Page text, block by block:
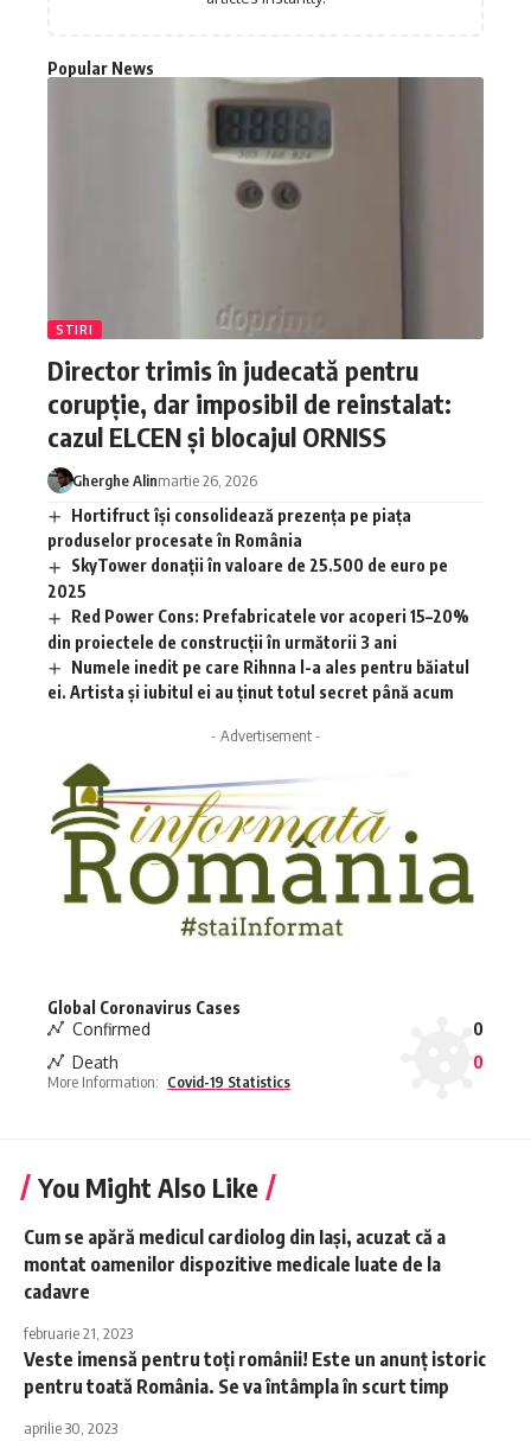
Popular News
STIRI
Director trimis în judecată pentru
corupție, dar imposibil de reinstalat:
cazul ELCEN și blocajul ORNISS
Gherghe Alinmartie 26, 2026
Hortifruct își consolidează prezența pe piața
produselor procesate în România
SkyTower donații în valoare de 25.500 de euro pe
2025
Red Power Cons: Prefabricatele vor acoperi 15–20%
din proiectele de construcții în următorii 3 ani
Numele inedit pe care Rihnna l-a ales pentru băiatul
ei. Artista și iubitul ei au ținut totul secret până acum
- Advertisement -
Global Coronavirus Cases
Confirmed
0
Death
0
More Information: Covid-19 Statistics
You Might Also Like
Cum se apără medicul cardiolog din Iaşi, acuzat că a
montat oamenilor dispozitive medicale luate de la
cadavre
februarie 21, 2023
Veste imensă pentru toți românii! Este un anunț istoric
pentru toată România. Se va întâmpla în scurt timp
aprilie 30, 2023